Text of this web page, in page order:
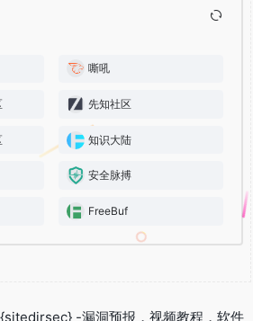
嘶吼
先知社区
知识大陆
安全脉搏
FreeBuf
-漏洞预报，视频教程，软件